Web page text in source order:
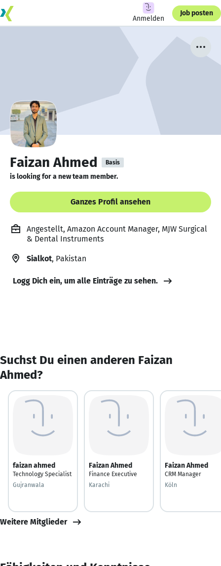
Anmelden
Job posten
Faizan Ahmed Basis
is looking for a new team member.
Ganzes Profil ansehen
Angestellt, Amazon Account Manager, MJW Surgical
& Dental Instruments
Sialkot, Pakistan
Logg Dich ein, um alle Einträge zu sehen.
Suchst Du einen anderen Faizan
Ahmed?
faizan ahmed
Technology Specialist
Gujranwala
Faizan Ahmed
Finance Executive
Karachi
Faizan Ahmed
CRM Manager
Köln
Weitere Mitglieder